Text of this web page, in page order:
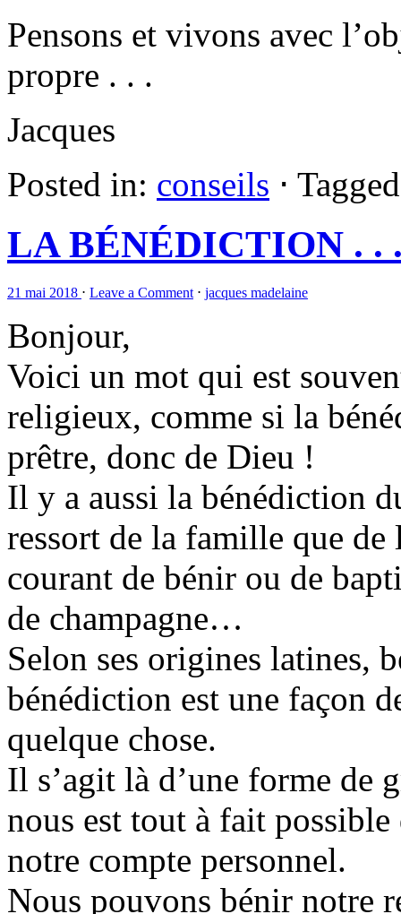
Pensons et vivons avec
propre . . .
Jacques
Posted in: conseils ⋅
LA BÉNÉDICTION . .
21 mai 2018 ⋅ Leave a Comment ⋅ jacques madelaine
Bonjour,
Voici un mot qui est
religieux, comme si la
prêtre, donc de Dieu !
Il y a aussi la bénédiction
ressort de la famille que
courant de bénir ou de
de champagne…
Selon ses origines latines,
bénédiction est une façon
quelque chose.
Il s’agit là d’une forme de
nous est tout à fait
notre compte personnel.
Nous pouvons bénir notre